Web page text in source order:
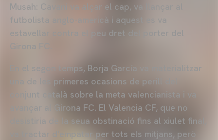
Musah: Cavani va alçar el cap, va llançar al
futbolista anglo-americà i aquest es va
estavellar contra el peu dret del porter del
Girona FC.
En el segon temps, Borja García va materialitzar
una de les primeres ocasions de perill del
conjunt català sobre la meta valencianista i va
avançar al Girona FC. El Valencia CF, que no
desistiria de la seua obstinació fins al xiulet final,
va tractar d'empatar per tots els mitjans, però